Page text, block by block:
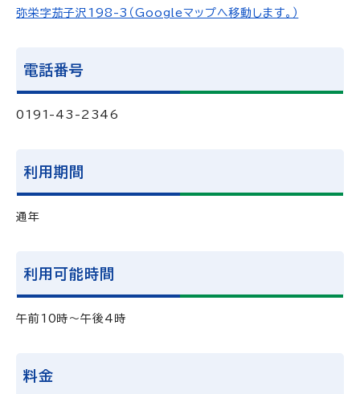
弥栄字茄子沢198-3（Googleマップへ移動します。）
電話番号
0191-43-2346
利用期間
通年
利用可能時間
午前10時～午後4時
料金